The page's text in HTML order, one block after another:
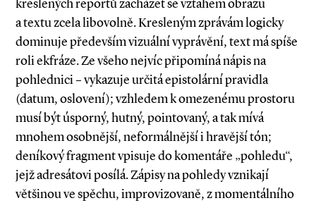
kreslených reportů zacházet se vztahem obrazu
a textu zcela libovolně. Kresleným zprávám logicky
dominuje především vizuální vyprávění, text má spíše
roli ekfráze. Ze všeho nejvíc připomíná nápis na
pohlednici – vykazuje určitá epistolární pravidla
(datum, oslovení); vzhledem k omezenému prostoru
musí být úsporný, hutný, pointovaný, a tak mívá
mnohem osobnější, neformálnější i hravější tón;
deníkový fragment vpisuje do komentáře „pohledu“,
jejž adresátovi posílá. Zápisy na pohledy vznikají
většinou ve spěchu, improvizovaně, z momentálního